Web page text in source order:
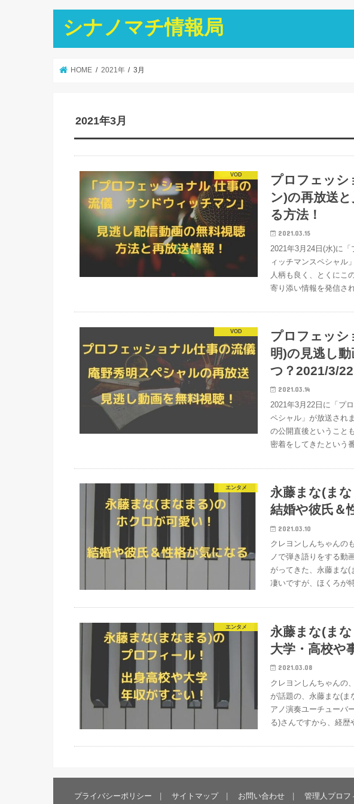
シナノマチ情報局
HOME 2021年 3月
2021年3月
VOD
プロフェッシ
ン)の再放送
る方法！
2021.03.15
2021年3月24日(水)に
ィッチマンスペシャル
人柄も良く、とくにこ
寄り添い情報を発信さ
VOD
プロフェッシ
明)の見逃し
つ？2021/3/22
2021.03.14
2021年3月22日に「プ
ペシャル」が放送され
の公開直後ということ
密着をしてきたという
エンタメ
永藤まな(ま
結婚や彼氏＆
2021.03.10
クレヨンしんちゃんの
ノで弾き語りをする動
がってきた、永藤まな(
凄いですが、ほくろが
エンタメ
永藤まな(ま
大学・高校や
2021.03.08
クレヨンしんちゃんの
が話題の、永藤まな(
アノ演奏ユーチューバ
る)さんですから、経歴
プライバシーポリシー サイトマップ お問い合わせ 管理人プロフ